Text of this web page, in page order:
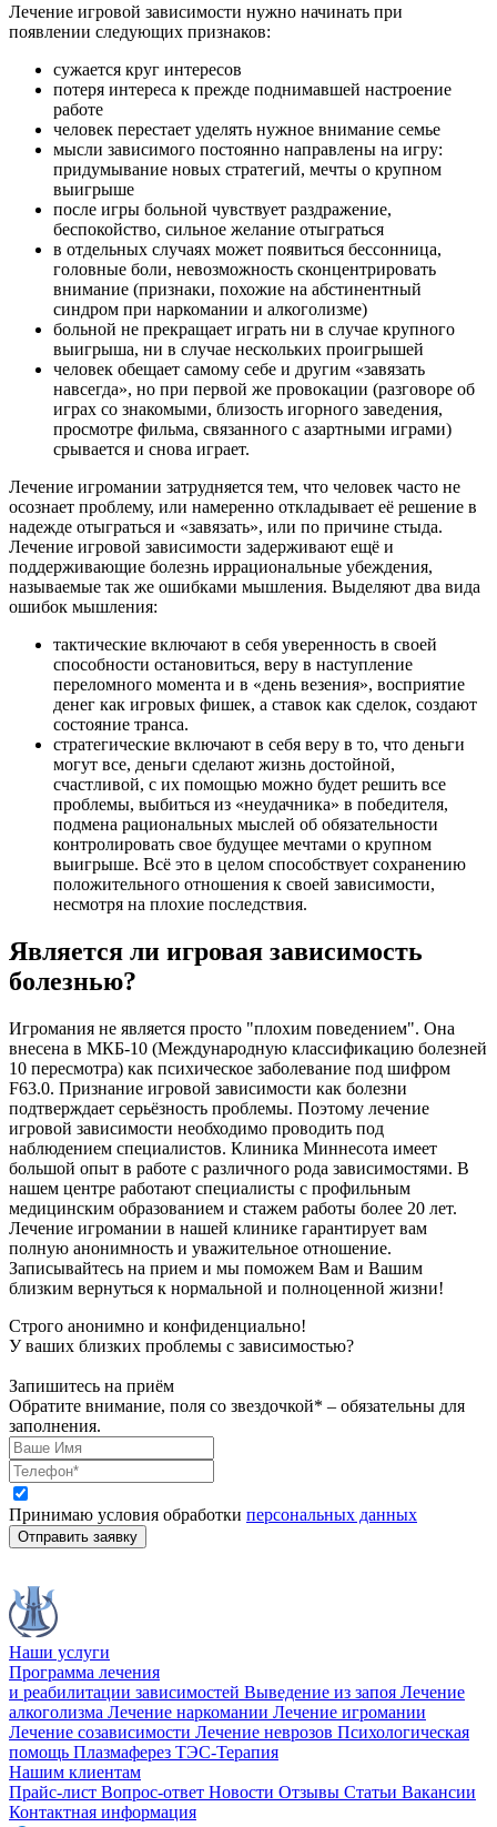
Лечение игровой зависимости нужно начинать при
появлении следующих признаков:
сужается круг интересов
потеря интереса к прежде поднимавшей настроение
работе
человек перестает уделять нужное внимание семье
мысли зависимого постоянно направлены на игру:
придумывание новых стратегий, мечты о крупном
выигрыше
после игры больной чувствует раздражение,
беспокойство, сильное желание отыграться
в отдельных случаях может появиться бессонница,
головные боли, невозможность сконцентрировать
внимание (признаки, похожие на абстинентный
синдром при наркомании и алкоголизме)
больной не прекращает играть ни в случае крупного
выигрыша, ни в случае нескольких проигрышей
человек обещает самому себе и другим «завязать
навсегда», но при первой же провокации (разговоре об
играх со знакомыми, близость игорного заведения,
просмотре фильма, связанного с азартными играми)
срывается и снова играет.
Лечение игромании затрудняется тем, что человек часто не
осознает проблему, или намеренно откладывает её решение в
надежде отыграться и «завязать», или по причине стыда.
Лечение игровой зависимости задерживают ещё и
поддерживающие болезнь иррациональные убеждения,
называемые так же ошибками мышления. Выделяют два вида
ошибок мышления:
тактические включают в себя уверенность в своей
способности остановиться, веру в наступление
переломного момента и в «день везения», восприятие
денег как игровых фишек, а ставок как сделок, создают
состояние транса.
стратегические включают в себя веру в то, что деньги
могут все, деньги сделают жизнь достойной,
счастливой, с их помощью можно будет решить все
проблемы, выбиться из «неудачника» в победителя,
подмена рациональных мыслей об обязательности
контролировать свое будущее мечтами о крупном
выигрыше. Всё это в целом способствует сохранению
положительного отношения к своей зависимости,
несмотря на плохие последствия.
Является ли игровая зависимость
болезнью?
Игромания не является просто "плохим поведением". Она
внесена в МКБ-10 (Международную классификацию болезней
10 пересмотра) как психическое заболевание под шифром
F63.0. Признание игровой зависимости как болезни
подтверждает серьёзность проблемы. Поэтому лечение
игровой зависимости необходимо проводить под
наблюдением специалистов. Клиника Миннесота имеет
большой опыт в работе с различного рода зависимостями. В
нашем центре работают специалисты с профильным
медицинским образованием и стажем работы более 20 лет.
Лечение игромании в нашей клинике гарантирует вам
полную анонимность и уважительное отношение.
Записывайтесь на прием и мы поможем Вам и Вашим
близким вернуться к нормальной и полноценной жизни!
Строго анонимно и конфиденциально!
У ваших близких проблемы с зависимостью?
Запишитесь на приём
Обратите внимание, поля со звездочкой* – обязательны для
заполнения.
Принимаю условия обработки персональных данных
Отправить заявку
Наши услуги
Программа лечения
и реабилитации зависимостей Выведение из запоя Лечение
алкоголизма Лечение наркомании Лечение игромании
Лечение созависимости Лечение неврозов Психологическая
помощь Плазмаферез ТЭС-Терапия
Нашим клиентам
Прайс-лист Вопрос-ответ Новости Отзывы Статьи Вакансии
Контактная информация